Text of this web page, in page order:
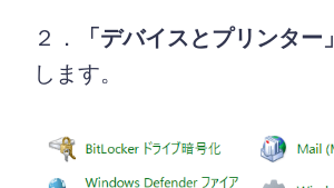
２． 「デバイスとプリンター」
します。